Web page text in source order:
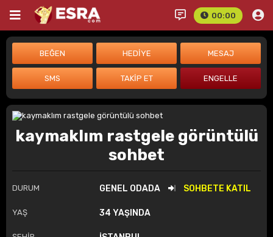
00:00
kaymaklım rastgele görüntülü
sohbet
DURUM GENEL ODADA SOHBETE KATIL
YAŞ 34 YAŞINDA